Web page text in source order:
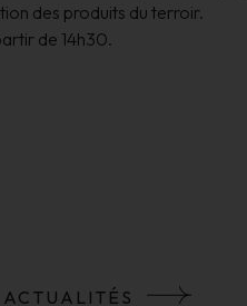
des produits du terroir.
de 14h30.